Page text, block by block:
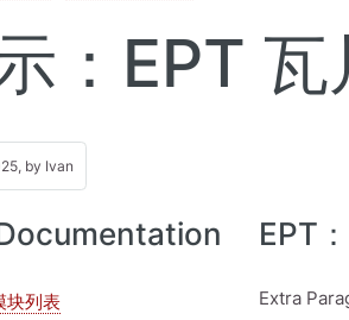
：EPT 瓦
by Ivan
块列表
EPT
Extra